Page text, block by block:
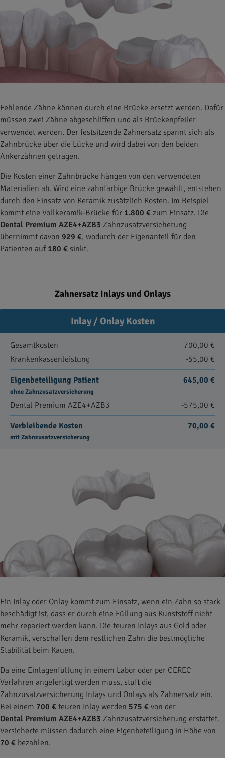
Fehlende Zähne können durch eine Brücke ersetzt werden. Dafür
müssen zwei Zähne abgeschliffen und als Brückenpfeiler
verwendet werden. Der festsitzende Zahnersatz spannt sich als
Zahnbrücke über die Lücke und wird dabei von den beiden
Ankerzähnen getragen.
Die Kosten einer Zahnbrücke hängen von den verwendeten
Materialien ab. Wird eine zahnfarbige Brücke gewählt, entstehen
durch den Einsatz von Keramik zusätzlich Kosten. Im Beispiel
kommt eine Vollkeramik-Brücke für 1.800 € zum Einsatz. Die
Dental Premium AZE4+AZB3 Zahnzusatzversicherung
übernimmt davon 929 €, wodurch der Eigenanteil für den
Patienten auf 180 € sinkt.
Zahnersatz Inlays und Onlays
Inlay / Onlay Kosten
Gesamtkosten
700,00 €
Krankenkassenleistung
-55,00 €
Eigenbeteiligung Patient
ohne Zahnzusatzversicherung
645,00 €
Dental Premium AZE4+AZB3 -575,00 €
Verbleibende Kosten
mit Zahnzusatzversicherung
70,00 €
Ein Inlay oder Onlay kommt zum Einsatz, wenn ein Zahn so stark
beschädigt ist, dass er durch eine Füllung aus Kunststoff nicht
mehr repariert werden kann. Die teuren Inlays aus Gold oder
Keramik, verschaffen dem restlichen Zahn die bestmögliche
Stabilität beim Kauen.
Da eine Einlagenfüllung in einem Labor oder per CEREC
Verfahren angefertigt werden muss, stuft die
Zahnzusatzversicherung Inlays und Onlays als Zahnersatz ein.
Bei einem 700 € teuren Inlay werden 575 € von der
Dental Premium AZE4+AZB3 Zahnzusatzversicherung erstattet.
Versicherte müssen dadurch eine Eigenbeteiligung in Höhe von
70 € bezahlen.